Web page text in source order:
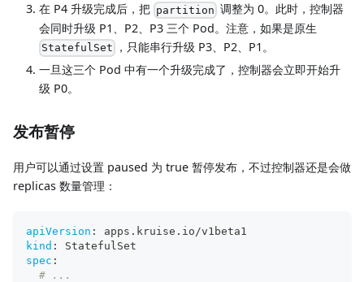
在 P4 升级完成后，把 partition 调整为 0。此时，控制器
会同时升级 P1、P2、P3 三个 Pod。注意，如果是原生
StatefulSet
，只能串行升级 P3、P2、P1。
一旦这三个 Pod 中有一个升级完成了，控制器会立即开始升
级 P0。
发布暂停
用户可以通过设置 paused 为 true 暂停发布，不过控制器还是会做
replicas 数量管理：
apiVersion :
apps.kruise.io/v1beta1
kind :
StatefulSet
spec :
# ...